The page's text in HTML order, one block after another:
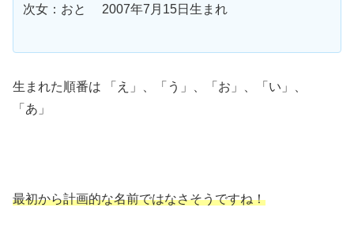
次女：おと 2007年7月15日生まれ
生まれた順番は 「え」、「う」、「お」、「い」、
「あ」
最初から計画的な名前ではなさそうですね！